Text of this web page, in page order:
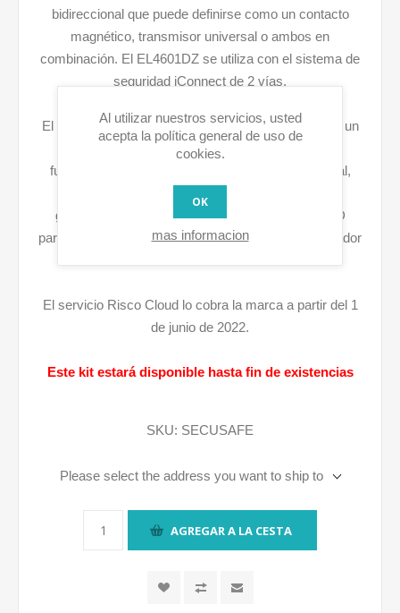
bidireccional que puede definirse como un contacto
magnético, transmisor universal o ambos en
combinación. El EL4601DZ se utiliza con el sistema de
seguridad iConnect de 2 vías.
El Mando multifunción vía radio bidireccional
és un
mand control remoto de cuatro botones y cinco
funciones: completo, activación parcial y perimetral,
generación de alarma de pánico. El indicador LED
parpadea en caso de batería baja y incluye un indicador
El servicio Risco Cloud lo cobra la marca a partir del 1
de junio de 2022.
Este kit estará disponible hasta fin de existencias
SKU: SECUSAFE
Please select the address you want to ship to
AGREGAR A LA CESTA
Al utilizar nuestros servicios, usted
acepta la política general de uso de
cookies.
OK
mas informacion